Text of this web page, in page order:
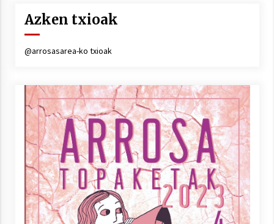
Azken txioak
@arrosasarea-ko txioak